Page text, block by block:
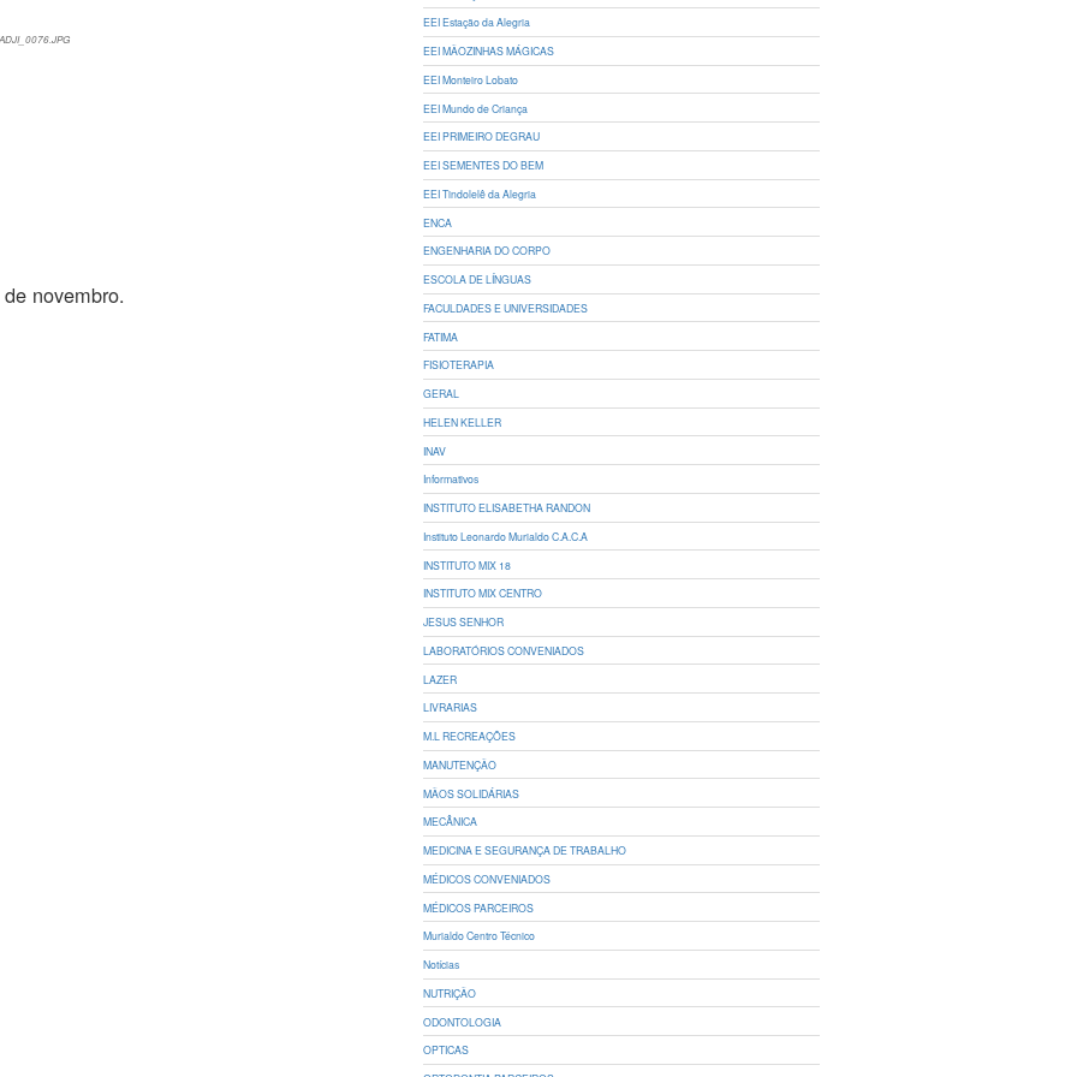
novembro.
EEI Estação da Alegria
EEI MÃOZINHAS MÁGICAS
EEI Monteiro Lobato
EEI Mundo de Criança
EEI PRIMEIRO DEGRAU
EEI SEMENTES DO BEM
EEI Tindolelê da Alegria
ENCA
ENGENHARIA DO CORPO
ESCOLA DE LÍNGUAS
FACULDADES E UNIVERSIDADES
FATIMA
FISIOTERAPIA
GERAL
HELEN KELLER
INAV
Informativos
INSTITUTO ELISABETHA RANDON
Instituto Leonardo Murialdo C.A.C.A
INSTITUTO MIX 18
INSTITUTO MIX CENTRO
JESUS SENHOR
LABORATÓRIOS CONVENIADOS
LAZER
LIVRARIAS
M.L RECREAÇÕES
MANUTENÇÃO
MÃOS SOLIDÁRIAS
MECÂNICA
MEDICINA E SEGURANÇA DE TRABALHO
MÉDICOS CONVENIADOS
MÉDICOS PARCEIROS
Murialdo Centro Técnico
Notícias
NUTRIÇÃO
ODONTOLOGIA
OPTICAS